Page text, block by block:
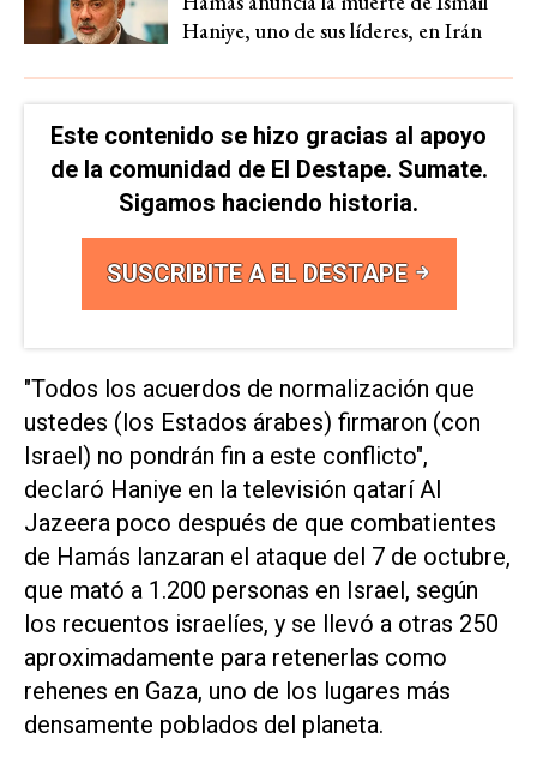
Haniye, uno de sus líderes, en Irán
Este contenido se hizo gracias al apoyo
de la comunidad de El Destape. Sumate.
Sigamos haciendo historia.
SUSCRIBITE A EL DESTAPE
"Todos los acuerdos de normalización que
ustedes (los Estados árabes) firmaron (con
Israel) no pondrán fin a este conflicto",
declaró Haniye en la televisión qatarí Al
Jazeera poco después de que combatientes
de Hamás lanzaran el ataque del 7 de octubre,
que mató a 1.200 personas en Israel, según
los recuentos israelíes, y se llevó a otras 250
aproximadamente para retenerlas como
rehenes en Gaza, uno de los lugares más
densamente poblados del planeta.